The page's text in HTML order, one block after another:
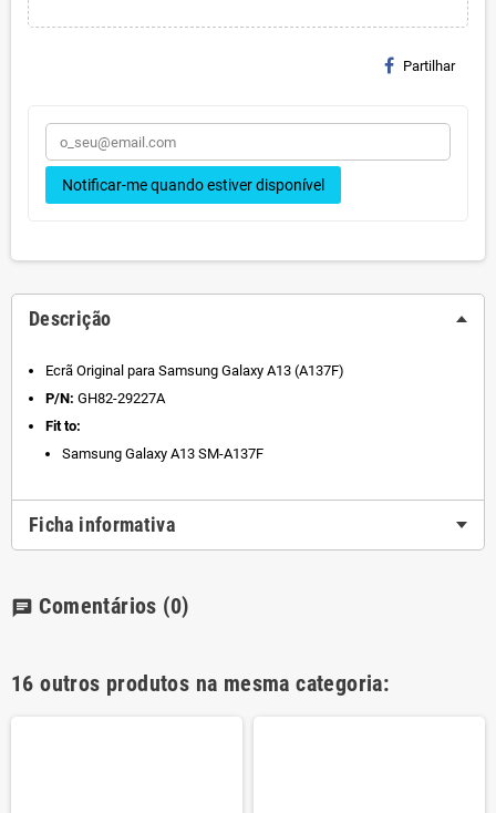
Partilhar
Notificar-me quando estiver disponível
Descrição
Ecrã Original para Samsung Galaxy A13 (A137F)
P/N: GH82-29227A
Fit to:
Samsung Galaxy A13 SM-A137F
Ficha informativa
chat Comentários (0)
16 outros produtos na mesma categoria: